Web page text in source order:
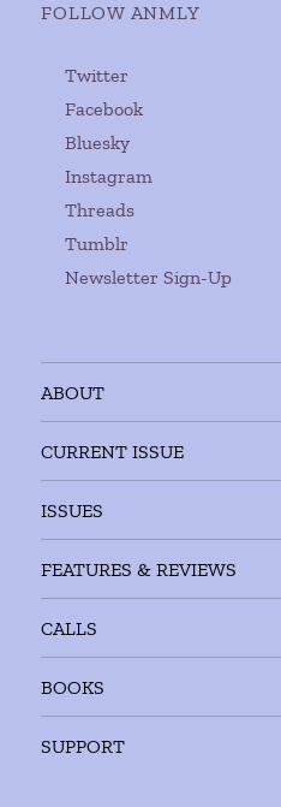
FOLLOW ANMLY
Twitter
Facebook
Bluesky
Instagram
Threads
Tumblr
Newsletter Sign-Up
ABOUT
CURRENT ISSUE
ISSUES
FEATURES & REVIEWS
CALLS
BOOKS
SUPPORT